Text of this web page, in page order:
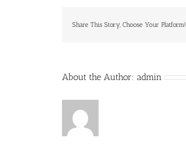
Share This Story, Choose Your Platform!
About the Author: admin